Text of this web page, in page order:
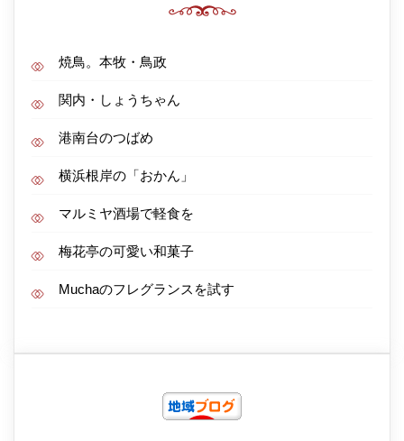
焼鳥。本牧・鳥政
関内・しょうちゃん
港南台のつばめ
横浜根岸の「おかん」
マルミヤ酒場で軽食を
梅花亭の可愛い和菓子
Muchaのフレグランスを試す